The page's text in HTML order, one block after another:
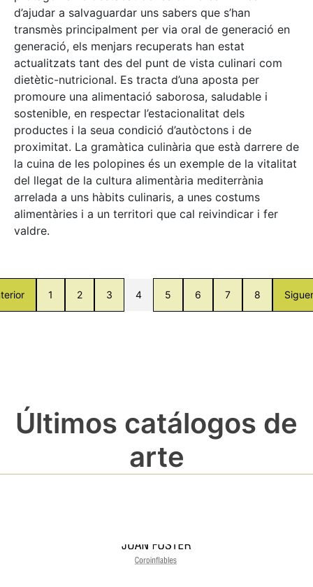
d’ajudar a salvaguardar uns sabers que s’han
transmès principalment per via oral de generació en
generació, els menjars recuperats han estat
actualitzats tant des del punt de vista culinari com
dietètic-nutricional. Es tracta d’una aposta per
promoure una alimentació saborosa, saludable i
sostenible, en respectar l’estacionalitat dels
productes i la seua condició d’autòctons i de
proximitat. La gramàtica culinària que està darrere de
la cuina de les polopines és un exemple de la vitalitat
del llegat de la cultura alimentària mediterrània
arrelada a uns hàbits culinaris, a unes costums
alimentàries i a un territori que cal reivindicar i fer
valdre.
1 2 3 4 5 6 7 8
Últimos catálogos de
arte